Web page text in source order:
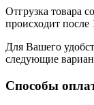
Отгрузка товара
происходит после
Для Вашего
следующие
Способы